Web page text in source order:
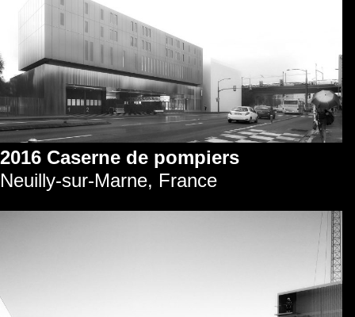
2016 Caserne de pompiers
Neuilly-sur-Marne, France